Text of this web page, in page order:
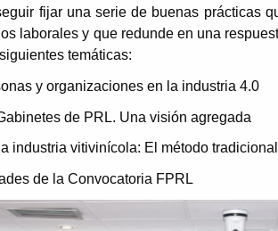
fijar una serie de buenas prácticas
laborales y que redunde en una
temáticas:
y organizaciones en la industria 4.0
de PRL. Una visión agregada
industria vitivinícola: El método
de la Convocatoria FPRL